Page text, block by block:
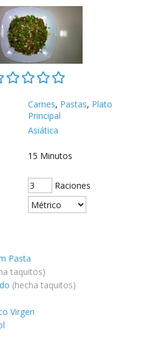
Carnes, Pastas, Plato
Principal
Asiática
15 Minutos
Raciones
Pasta
taquitos)
(hecha taquitos)
Virgen